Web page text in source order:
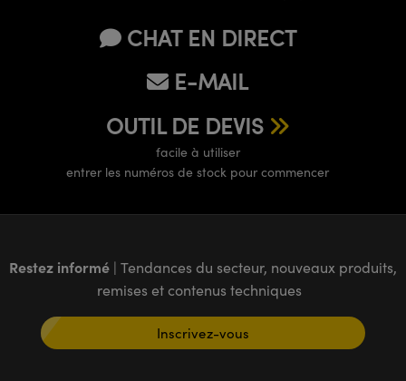
CHAT EN DIRECT
E-MAIL
OUTIL DE DEVIS
facile à utiliser
entrer les numéros de stock pour commencer
Restez informé | Tendances du secteur, nouveaux produits,
remises et contenus techniques
Inscrivez-vous